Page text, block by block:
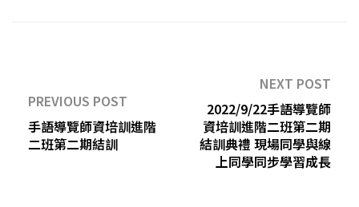
PREVIOUS POST
手語導覽師資培訓進階
二班第二期結訓​
NEXT POST
2022/9/22手語導覽師
資培訓進階二班第二期
結訓典禮 現場同學與線
上同學同步學習成長